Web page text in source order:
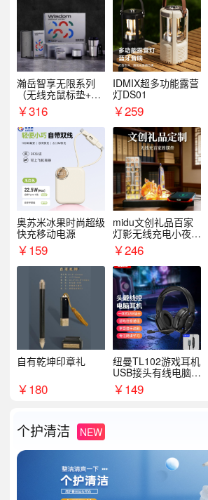
瀚岳智享无限系列
（无线充鼠标垫+飞
利浦音响+乐扣咖啡
杯）
￥316
IDMIX超多功能露营
灯DS01
￥259
奥苏米冰果时尚超级
快充移动电源
￥159
midu文创礼品百家
灯影无线充电小夜灯
纪念礼品定制
￥246
自有乾坤印章礼
￥180
纽曼TL102游戏耳机
USB接头有线电脑耳
机耳麦
￥149
个护清洁 NEW